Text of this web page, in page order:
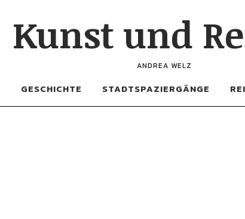
Kunst und
ANDREA WELZ
GESCHICHTE STADTSPAZIERGÄNGE